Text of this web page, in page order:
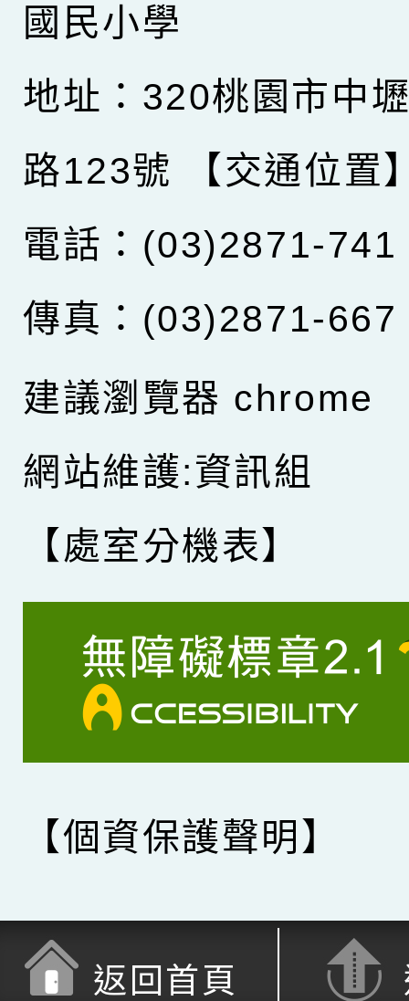
國民小學
地址：320桃園市中
路123號
【交通位置
電話：(03)2871-741
傳真：(03)2871-667
建議瀏覽器 chrome
網站維護:資訊組
【處室分機表】
【個資保護聲明】
返回首頁